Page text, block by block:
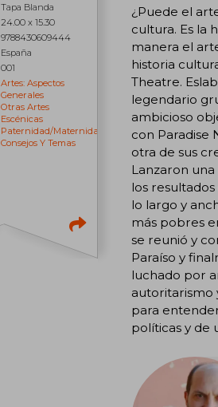
Tapa Blanda
24.00 x 15.30
9788430609444
España
001
Artes: Aspectos
Generales
Otras Artes
Escénicas
Paternidad/maternidad:
Consejos Y Temas
¿Puede el
cultura. Es la
manera el
historia
Theatre.
legendario
ambicioso
con Paradise
otra de sus
Lanzaron
los
lo largo y
más pobres
se reunió y
Paraíso y
luchado por
autoritarismo
para
políticas y de